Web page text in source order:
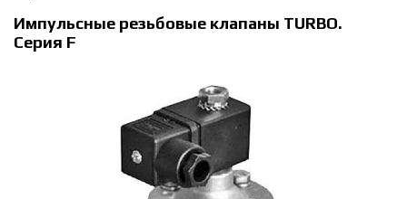
Импульсные резьбовые клапаны TURBO.
Серия F